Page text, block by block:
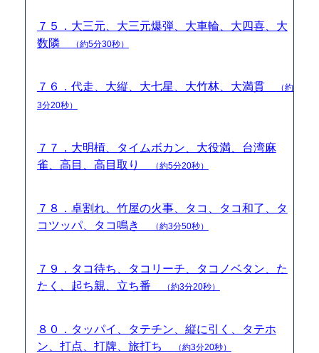
７５．大三元、大三元爆弾、大車輪、大四喜、大
数隣
（約5分30秒）
７６．代走、大縦、大七星、大竹林、大満貫
（約
3分20秒）
７７．大明槓、タイムボカン、大役満、台湾麻
雀、高目、高目取り
（約5分20秒）
７８．卓割れ、竹屋の火事、タコ、タコ和了、タ
コツッパ、タコ鳴き
（約3分50秒）
７９．タコ待ち、タコリーチ、タコノベタン、た
たく、起ち親、立ち番
（約3分20秒）
８０．タッパイ、タテチン、縦に引く、タテホ
ン、打点、打牌、旅打ち
（約3分20秒）